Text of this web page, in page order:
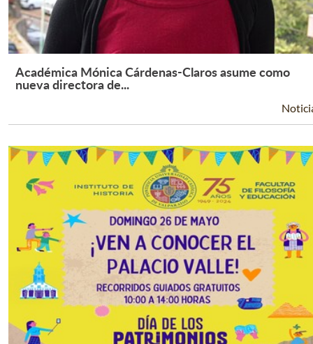
Leer Más +
Académica Mónica Cárdenas-Claros asume como
nueva directora de...